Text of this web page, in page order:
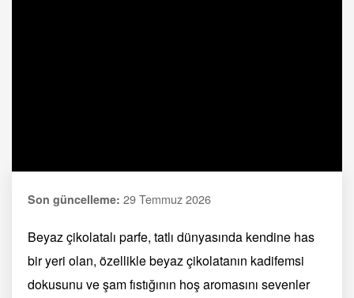
Son güncelleme: 29 Temmuz 2026
Beyaz çikolatalı parfe, tatlı dünyasında kendine has
bir yeri olan, özellikle beyaz çikolatanın kadifemsi
dokusunu ve şam fıstığının hoş aromasını sevenler